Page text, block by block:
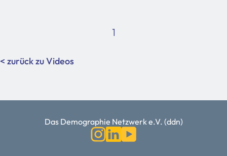
1
< zurück zu Videos
Das Demographie Netzwerk e.V. (ddn)